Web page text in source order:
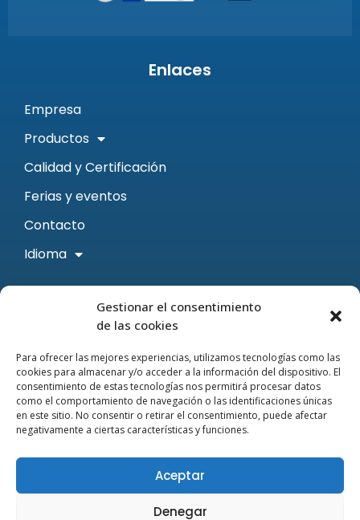
Gestionar el consentimiento
de las cookies
Para ofrecer las mejores experiencias, utilizamos tecnologías como las
cookies para almacenar y/o acceder a la información del dispositivo. El
consentimiento de estas tecnologías nos permitirá procesar datos
como el comportamiento de navegación o las identificaciones únicas
en este sitio. No consentir o retirar el consentimiento, puede afectar
negativamente a ciertas características y funciones.
Aceptar
Denegar
Enlaces
Empresa
Productos
Calidad y Certificación
Ferias y eventos
Contacto
Idioma
Contacto
Teléfono: +34 93 462 11 54
Prisma © 2024